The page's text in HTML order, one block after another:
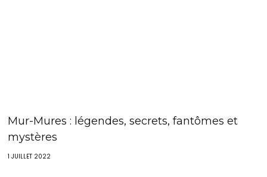
Mur-Mures : légendes, secrets, fantômes et
mystères
1 JUILLET 2022